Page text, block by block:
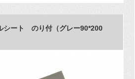
シート のり付（グレー90*200